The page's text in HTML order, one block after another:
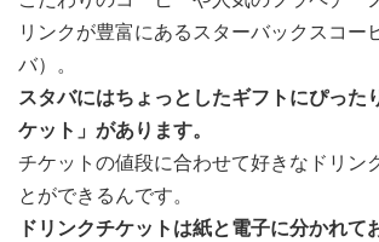
リンクが豊富にあるスターバックスコー
バ）。
スタバにはちょっとしたギフトにぴった
ケット」があります。
チケットの値段に合わせて好きなドリン
とができるんです。
ドリンクチケットは紙と電子に分かれて